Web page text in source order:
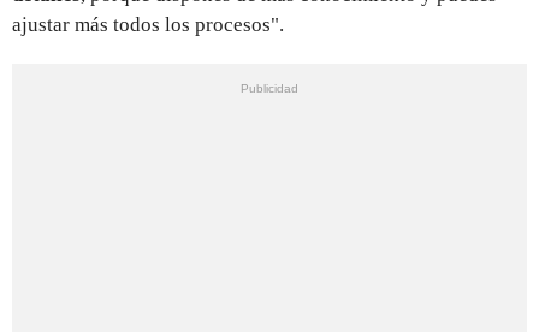
ajustar más todos los procesos".